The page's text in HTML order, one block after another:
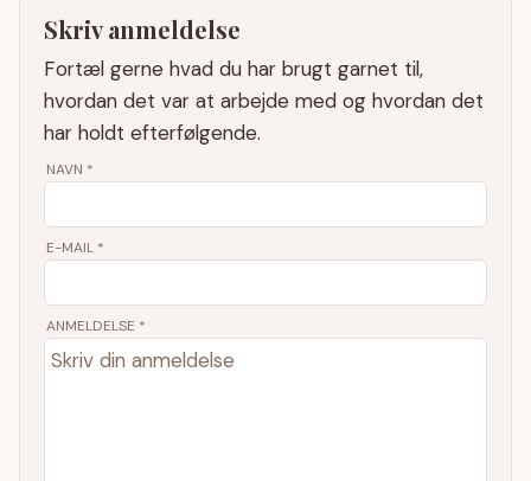
Skriv anmeldelse
Fortæl gerne hvad du har brugt garnet til,
hvordan det var at arbejde med og hvordan det
har holdt efterfølgende.
NAVN *
E-MAIL *
ANMELDELSE *